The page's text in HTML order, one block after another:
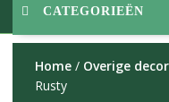
CATEGORIEËN
Home/ Overige
Rusty